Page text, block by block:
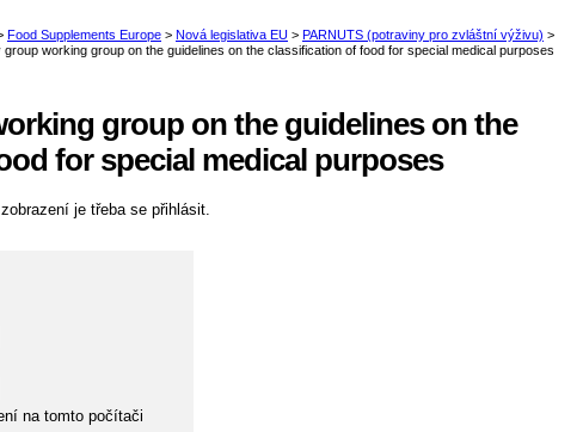
group on the guidelines on the
for special medical purposes
je třeba se přihlásit.
na tomto počítači